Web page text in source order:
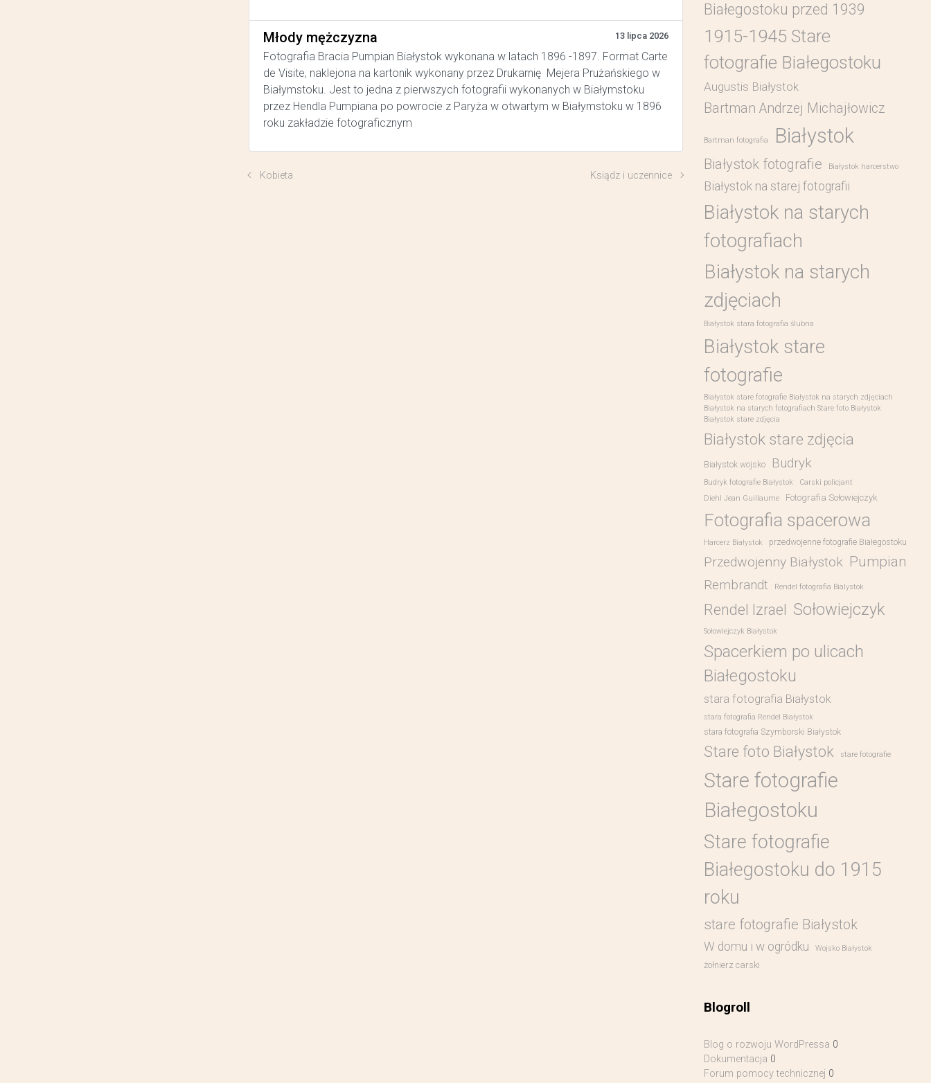
Młody mężczyzna 13 lipca 2026
Fotografia Bracia Pumpian Białystok wykonana w latach 1896 -1897. Format Carte
de Visite, naklejona na kartonik wykonany przez Drukarnię Mejera Prużańskiego w
Białymstoku. Jest to jedna z pierwszych fotografii wykonanych w Białymstoku
przez Hendla Pumpiana po powrocie z Paryża w otwartym w Białymstoku w 1896
roku zakładzie fotograficznym
Kobieta Ksiądz i uczennice
Białegostoku przed 1939
1915-1945 Stare
fotografie Białegostoku
Augustis Białystok
Bartman Andrzej Michajłowicz
Bartman fotografia Białystok
Białystok fotografie Białystok harcerstwo
Białystok na starej fotografii
Białystok na starych
fotografiach
Białystok na starych
zdjęciach
Białystok stara fotografia ślubna
Białystok stare
fotografie
Białystok stare fotografie Białystok na starych zdjęciach
Białystok na starych fotografiach Stare foto Białystok
Białystok stare zdjęcia
Białystok stare zdjęcia
Białystok wojsko Budryk
Budryk fotografie Białystok
Carski policjant
Diehl Jean Guillaume
Fotografia Sołowiejczyk
Fotografia spacerowa
Harcerz Białystok przedwojenne fotografie Białegostoku
Przedwojenny Białystok Pumpian
Rembrandt Rendel fotografia Bialystok
Rendel Izrael Sołowiejczyk
Sołowiejczyk Białystok
Spacerkiem po ulicach
Białegostoku
stara fotografia Białystok
stara fotografia Rendel Białystok
stara fotografia Szymborski Białystok
Stare foto Białystok stare fotografie
Stare fotografie
Białegostoku
Stare fotografie
Białegostoku do 1915
roku
stare fotografie Białystok
W domu i w ogródku Wojsko Białystok
żołnierz carski
Blogroll
Blog o rozwoju WordPressa 0
Dokumentacja 0
Forum pomocy technicznej 0